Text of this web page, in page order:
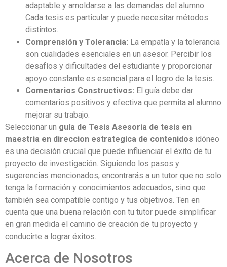
adaptable y amoldarse a las demandas del alumno.
Cada tesis es particular y puede necesitar métodos
distintos.
Comprensión y Tolerancia: La empatía y la tolerancia
son cualidades esenciales en un asesor. Percibir los
desafíos y dificultades del estudiante y proporcionar
apoyo constante es esencial para el logro de la tesis.
Comentarios Constructivos: El guía debe dar
comentarios positivos y efectiva que permita al alumno
mejorar su trabajo.
Seleccionar un guía de Tesis Asesoria de tesis en
maestria en direccion estrategica de contenidos idóneo
es una decisión crucial que puede influenciar el éxito de tu
proyecto de investigación. Siguiendo los pasos y
sugerencias mencionados, encontrarás a un tutor que no solo
tenga la formación y conocimientos adecuados, sino que
también sea compatible contigo y tus objetivos. Ten en
cuenta que una buena relación con tu tutor puede simplificar
en gran medida el camino de creación de tu proyecto y
conducirte a lograr éxitos.
Acerca de Nosotros